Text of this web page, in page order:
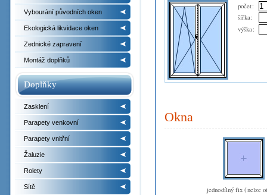
Vybourání původních oken
Ekologická likvidace oken
Zednické zapravení
Montáž doplňků
Doplňky
Zasklení
Parapety venkovní
Parapety vnitřní
Žaluzie
Rolety
Sítě
počet:
šířka:
výška:
Okna
jednodílný fix (nelze